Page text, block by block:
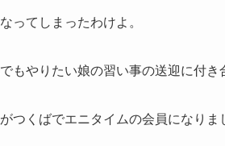
ってしまったわけよ。
もやりたい娘の習い事の送迎に付き
つくばでエニタイムの会員になりま